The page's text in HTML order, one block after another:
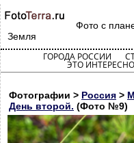
Фото с
Земля
ГОРОДА РОССИИ
ЭТО ИНТЕРЕСНО
Фотографии > Россия >
День второй. (Фото №9)